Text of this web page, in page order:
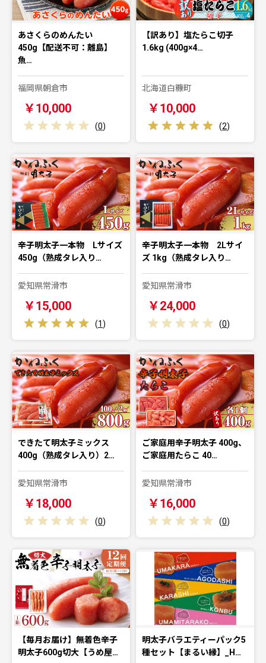
あさくらのめんたい
450g【配送不可：離島】
魚…
福岡県朝倉市
￥10,000
(0)
【訳あり】塩たらこ切子
1.6kg (400g×4…
北海道白糠町
￥10,000
(2)
辛子明太子一本物 Lサイズ
450g（熟成タレ入り…
愛知県常滑市
￥15,000
(1)
辛子明太子一本物 2Lサイ
ズ 1kg（熟成タレ入り…
愛知県常滑市
￥24,000
(0)
できたて明太子ミックス
400g（熟成タレ入り）2…
愛知県常滑市
￥18,000
(0)
ご家庭用辛子明太子 400g、
ご家庭用たらこ 40…
愛知県常滑市
￥16,000
(0)
【毎月お届け】無着色辛子
明太子600g切大【うめ屋…
明太子バラエティーパック5
種セット【まるい縁】_H…